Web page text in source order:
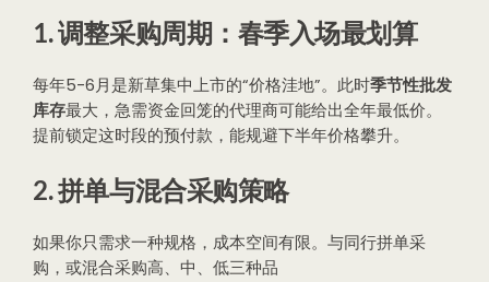
1. 调整采购周期：春季入场最划算
每年5-6月是新草集中上市的“价格洼地”。此时季节性批发
库存最大，急需资金回笼的代理商可能给出全年最低价。
提前锁定这时段的预付款，能规避下半年价格攀升。
2. 拼单与混合采购策略
如果你只需求一种规格，成本空间有限。与同行拼单采
购，或混合采购高、中、低三种品